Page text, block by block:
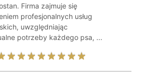
Firma zajmuje się
profesjonalnych usług
uwzględniając
potrzeby każdego psa, ...